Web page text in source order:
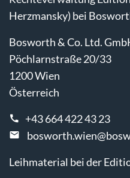
Herzmansky) bei
Bosworth & Co. Ltd.
Pöchlarnstraße 20/33
1200 Wien
Österreich
+43 664 422 43 23
Leihmaterial bei der